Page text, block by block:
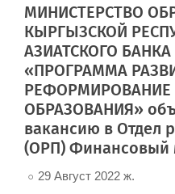
МИНИСТЕРСТВО
КЫРГЫЗСКОЙ
АЗИАТСКОГО
«ПРОГРАММА
ОБРАЗОВАНИЯ»
вакансию в Отдел
(ОРП) Финансовый
29 Август 2022 ж.